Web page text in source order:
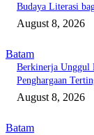
Budaya Literasi
August 8, 2026
Batam
Berkinerja Unggul
Penghargaan
August 8, 2026
Batam